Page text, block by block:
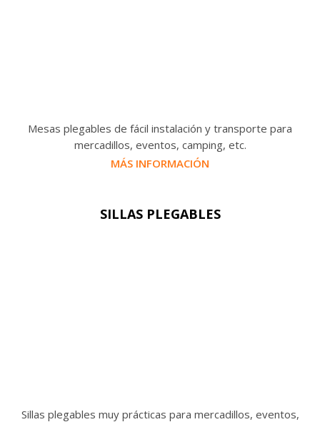
Mesas plegables de fácil instalación y transporte para
mercadillos, eventos, camping, etc.
MÁS INFORMACIÓN
SILLAS PLEGABLES
Sillas plegables muy prácticas para mercadillos, eventos,